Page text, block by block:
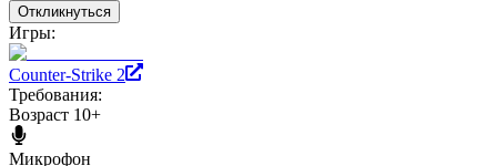
Откликнуться
Игры:
Counter-Strike 2
Требования:
Возраст 10+
Микрофон